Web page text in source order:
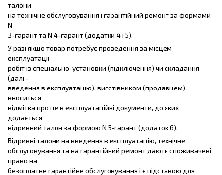
талони
на технічне обслуговування і гарантійний ремонт за формами
N
3-гарант та N 4-гарант (додатки 4 і 5).
У разі якщо товар потребує проведення за місцем
експлуатації
робіт із спеціальної установки (підключення) чи складання
(далі -
введення в експлуатацію), виготівником (продавцем)
вноситься
відмітка про це в експлуатаційні документи, до яких
додається
відривний талон за формою N 5-гарант (додаток 6).
Відривні талони на введення в експлуатацію, технічне
обслуговування та на гарантійний ремонт дають споживачеві
право на
безоплатне гарантійне обслуговування і є підставою для